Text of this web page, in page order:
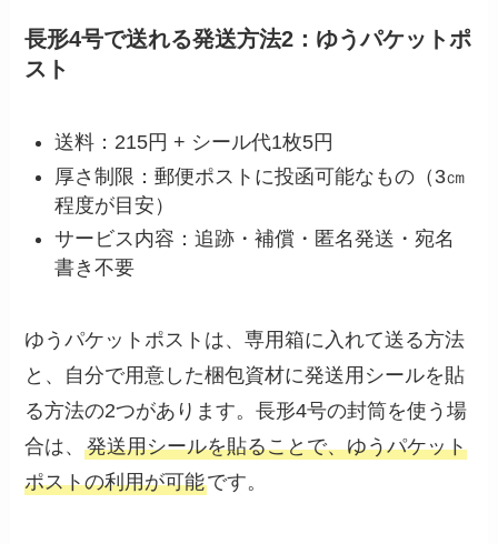
長形4号で送れる発送方法2：ゆうパケットポ
スト
送料：215円 + シール代1枚5円
厚さ制限：郵便ポストに投函可能なもの（3㎝
程度が目安）
サービス内容：追跡・補償・匿名発送・宛名
書き不要
ゆうパケットポストは、専用箱に入れて送る方法
と、自分で用意した梱包資材に発送用シールを貼
る方法の2つがあります。長形4号の封筒を使う場
合は、発送用シールを貼ることで、ゆうパケット
ポストの利用が可能です。